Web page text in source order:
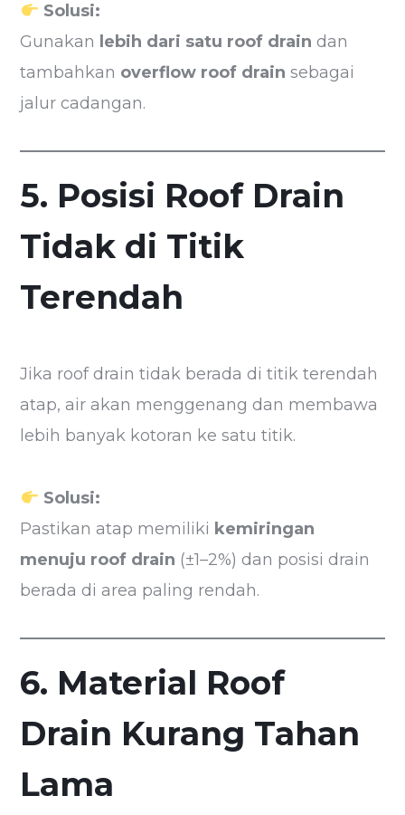
Solusi:
Gunakan lebih dari satu roof drain dan
tambahkan overflow roof drain sebagai
jalur cadangan.
5. Posisi Roof Drain
Tidak di Titik
Terendah
Jika roof drain tidak berada di titik terendah
atap, air akan menggenang dan membawa
lebih banyak kotoran ke satu titik.
Solusi:
Pastikan atap memiliki kemiringan
menuju roof drain (±1–2%) dan posisi drain
berada di area paling rendah.
6. Material Roof
Drain Kurang Tahan
Lama